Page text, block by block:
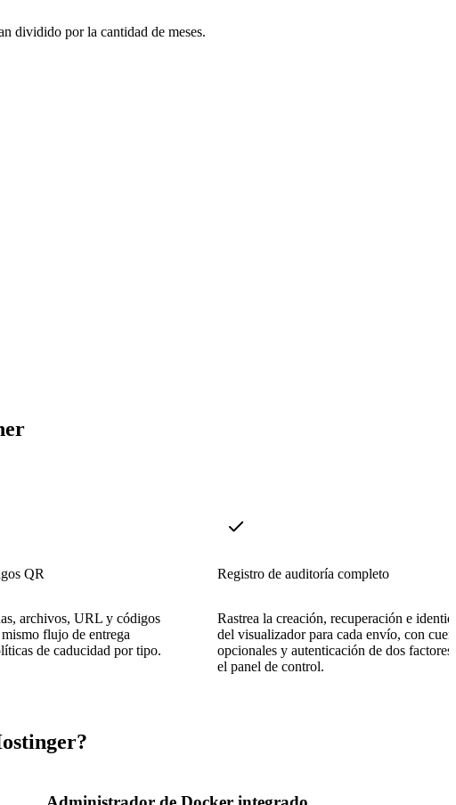
dividido por la cantidad de meses.
QR
archivos, URL y códigos
flujo de entrega
de caducidad por tipo.
Registro de auditoría completo
Rastrea la creación, recuperación e
del visualizador para cada envío, con
opcionales y autenticación de dos factores
el panel de control.